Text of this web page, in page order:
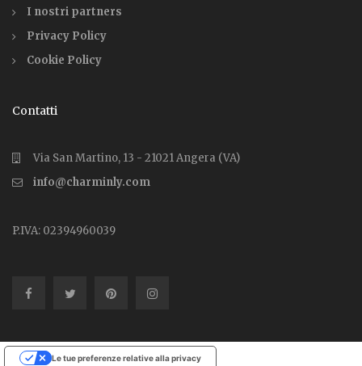
I nostri partners
Privacy Policy
Cookie Policy
Contatti
Via San Martino, 13 - 21021 Angera (VA)
info@charminly.com
P.IVA: 02394960039
Le tue preferenze relative alla privacy